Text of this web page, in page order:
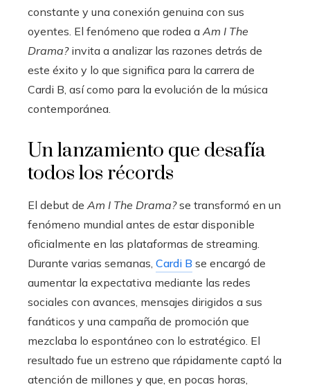
constante y una conexión genuina con sus
oyentes. El fenómeno que rodea a Am I The
Drama?invita a analizar las razones detrás de
este éxito y lo que significa para la carrera de
Cardi B, así como para la evolución de la música
contemporánea.
Un lanzamiento que desafía
todos los récords
El debut de Am I The Drama?se transformó en un
fenómeno mundial antes de estar disponible
oficialmente en las plataformas de streaming.
Durante varias semanas, Cardi B se encargó de
aumentar la expectativa mediante las redes
sociales con avances, mensajes dirigidos a sus
fanáticos y una campaña de promoción que
mezclaba lo espontáneo con lo estratégico. El
resultado fue un estreno que rápidamente captó la
atención de millones y que, en pocas horas,